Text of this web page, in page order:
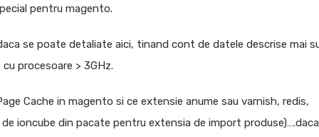
pentru magento.
se poate detaliate aici, tinand cont de datele descrise mai
procesoare > 3GHz.
Cache in magento si ce extensie anume sau varnish, redis,
ioncube din pacate pentru extensia de import